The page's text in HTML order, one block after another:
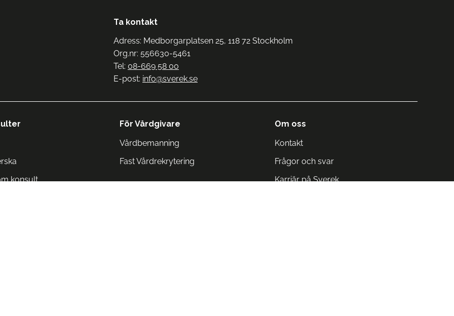
Ta kontakt
Adress: Medborgarplatsen 25, 118 72 Stockholm
Org.nr: 556630-5461
Tel: 08-669 58 00
E-post: info@sverek.se
konsult
För Vårdgivare
Vårdbemanning
Fast Vårdrekrytering
Om oss
Kontakt
Frågor och svar
Karriär på Sverek